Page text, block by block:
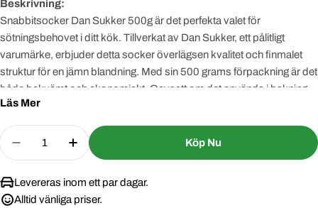
Beskrivning:
Snabbitsocker Dan Sukker 500g är det perfekta valet för
sötningsbehovet i ditt kök. Tillverkat av Dan Sukker, ett pålitligt
varumärke, erbjuder detta socker överlägsen kvalitet och finmalet
struktur för en jämn blandning. Med sin 500 grams förpackning är det
både bekvämt och ekonomiskt. Oavsett om det används i bakning,
drycker eller matlagning, ger Snabbitsocker Dan Sukker en pålitlig
och jämn sötma till alla dina kreationer. Hållbart och smidigt - en
oumbärlig ingrediens för ditt kök.
Läs Mer
Quantity
Decrease Quantity For Snabbitsocker Dan
Increase Quantity For Snabbitsocker
Köp Nu
Levereras inom ett par dagar.
Alltid vänliga priser.